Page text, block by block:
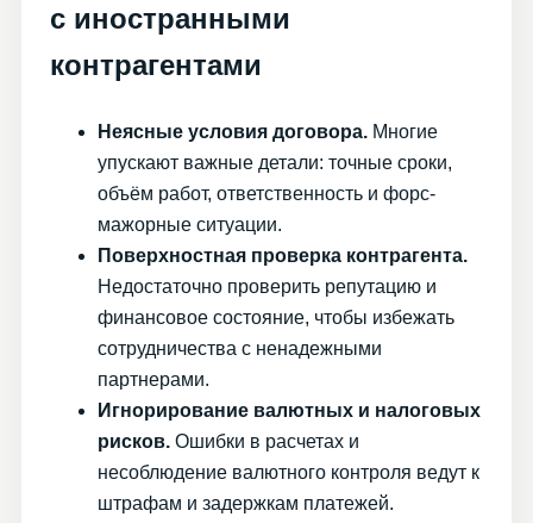
с иностранными
контрагентами
Неясные условия договора. Многие
упускают важные детали: точные сроки,
объём работ, ответственность и форс-
мажорные ситуации.
Поверхностная проверка контрагента.
Недостаточно проверить репутацию и
финансовое состояние, чтобы избежать
сотрудничества с ненадежными
партнерами.
Игнорирование валютных и налоговых
рисков. Ошибки в расчетах и
несоблюдение валютного контроля ведут к
штрафам и задержкам платежей.